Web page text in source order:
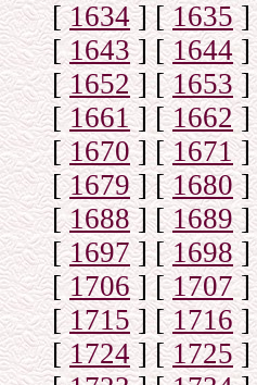
[1634] [1635]
[1643] [1644]
[1652] [1653]
[1661] [1662]
[1670] [1671]
[1679] [1680]
[1688] [1689]
[1697] [1698]
[1706] [1707]
[1715] [1716]
[1724] [1725]